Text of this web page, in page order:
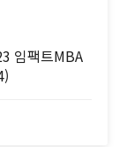
임팩트MBA